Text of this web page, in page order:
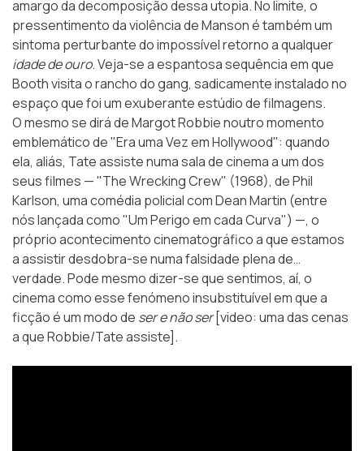
amargo da decomposição dessa utopia. No limite, o
pressentimento da violência de Manson é também um
sintoma perturbante do impossível retorno a qualquer
idade de ouro. Veja-se a espantosa sequência em que
Booth visita o rancho do gang, sadicamente instalado no
espaço que foi um exuberante estúdio de filmagens.
O mesmo se dirá de Margot Robbie noutro momento
emblemático de "Era uma Vez em Hollywood": quando
ela, aliás, Tate assiste numa sala de cinema a um dos
seus filmes —"The Wrecking Crew" (1968), de Phil
Karlson, uma comédia policial com Dean Martin (entre
nós lançada como "Um Perigo em cada Curva") —, o
próprio acontecimento cinematográfico a que estamos
a assistir desdobra-se numa falsidade plena de…
verdade. Pode mesmo dizer-se que sentimos, aí, o
cinema como esse fenómeno insubstituível em que a
ficção é um modo de ser e não ser[video: uma das cenas
a que Robbie/Tate assiste].